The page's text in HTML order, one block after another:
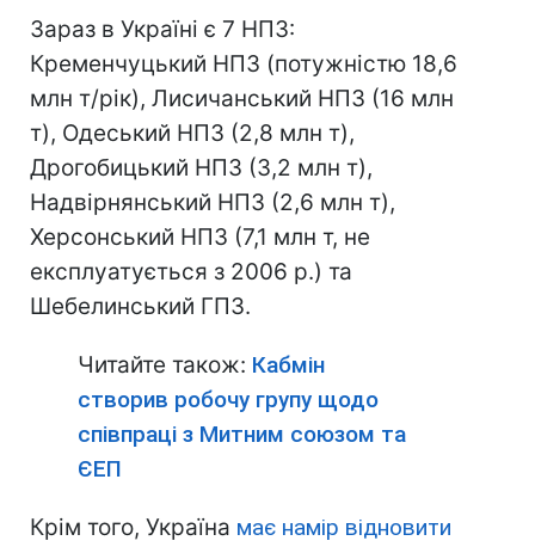
Зараз в Україні є 7 НПЗ:
Кременчуцький НПЗ (потужністю 18,6
млн т/рік), Лисичанський НПЗ (16 млн
т), Одеський НПЗ (2,8 млн т),
Дрогобицький НПЗ (3,2 млн т),
Надвірнянський НПЗ (2,6 млн т),
Херсонський НПЗ (7,1 млн т, не
експлуатується з 2006 р.) та
Шебелинський ГПЗ.
Читайте також: Кабмін
створив робочу групу щодо
співпраці з Митним союзом та
ЄЕП
Крім того, Україна має намір відновити